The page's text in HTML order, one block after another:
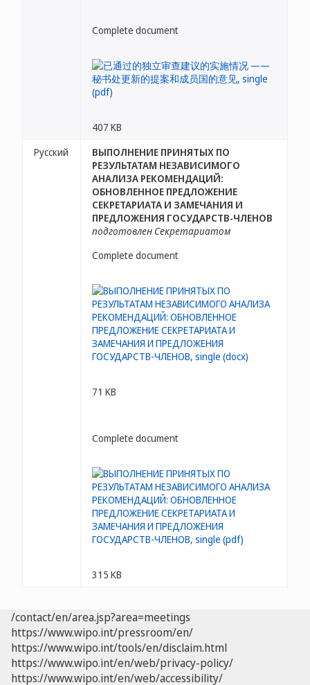
Complete document
407 KB
Русский
ВЫПОЛНЕНИЕ ПРИНЯТЫХ ПО
РЕЗУЛЬТАТАМ НЕЗАВИСИМОГО
АНАЛИЗА РЕКОМЕНДАЦИЙ:
ОБНОВЛЕННОЕ ПРЕДЛОЖЕНИЕ
СЕКРЕТАРИАТА И ЗАМЕЧАНИЯ И
ПРЕДЛОЖЕНИЯ ГОСУДАРСТВ-ЧЛЕНОВ
подготовлен Секретариатом
Complete document
71 KB
Complete document
315 KB
/contact/en/area.jsp?area=meetings
https://www.wipo.int/pressroom/en/
https://www.wipo.int/tools/en/disclaim.html
https://www.wipo.int/en/web/privacy-policy/
https://www.wipo.int/en/web/accessibility/